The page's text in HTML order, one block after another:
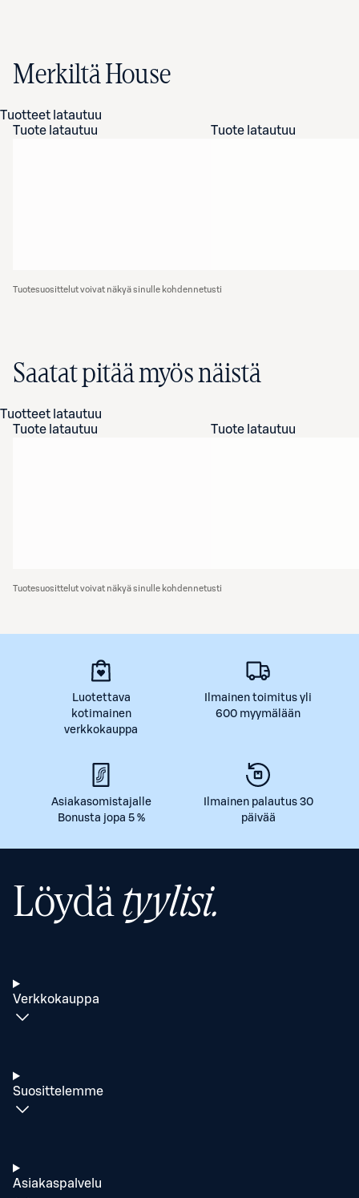
Merkiltä House
Tuotteet latautuu
Tuote latautuu
Tuote latautuu
Tuotesuosittelut voivat näkyä sinulle kohdennetusti
Saatat pitää myös näistä
Tuotteet latautuu
Tuote latautuu
Tuote latautuu
Tuotesuosittelut voivat näkyä sinulle kohdennetusti
Luotettava
kotimainen
verkkokauppa
Ilmainen toimitus yli
600 myymälään
Asiakasomistajalle
Bonusta jopa 5 %
Ilmainen palautus 30
päivää
Löydätyylisi.
Verkkokauppa
Suosittelemme
Asiakaspalvelu